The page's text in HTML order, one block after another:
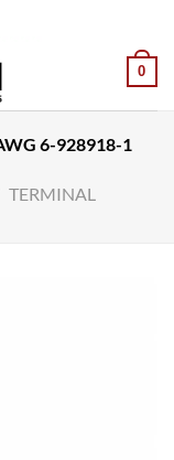
0
6-928918-1
TERMINAL